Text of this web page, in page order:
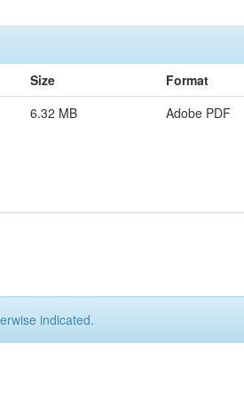
Size
Format
6.32 MB Adobe PDF
indicated.